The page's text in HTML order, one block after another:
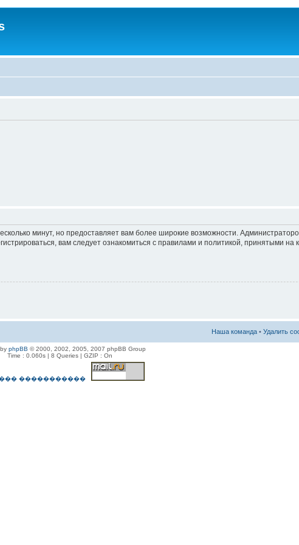
минут, но предоставляет вам более широкие возможности.
вам следует ознакомиться с правилами и политикой, принятыми
Наша команда • Удалить
phpBB © 2000, 2002, 2005, 2007 phpBB Group
Time : 0.060s | 8 Queries | GZIP : On